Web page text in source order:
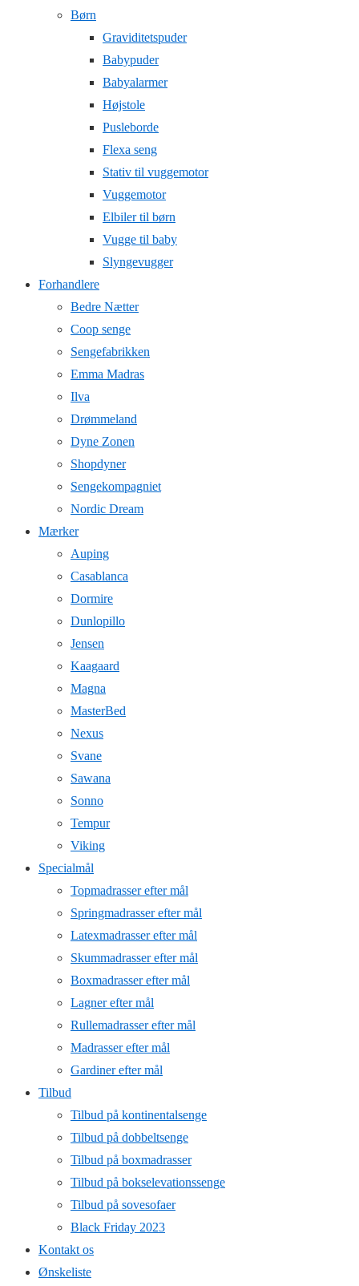
Børn
Graviditetspuder
Babypuder
Babyalarmer
Højstole
Pusleborde
Flexa seng
Stativ til vuggemotor
Vuggemotor
Elbiler til børn
Vugge til baby
Slyngevugger
Forhandlere
Bedre Nætter
Coop senge
Sengefabrikken
Emma Madras
Ilva
Drømmeland
Dyne Zonen
Shopdyner
Sengekompagniet
Nordic Dream
Mærker
Auping
Casablanca
Dormire
Dunlopillo
Jensen
Kaagaard
Magna
MasterBed
Nexus
Svane
Sawana
Sonno
Tempur
Viking
Specialmål
Topmadrasser efter mål
Springmadrasser efter mål
Latexmadrasser efter mål
Skummadrasser efter mål
Boxmadrasser efter mål
Lagner efter mål
Rullemadrasser efter mål
Madrasser efter mål
Gardiner efter mål
Tilbud
Tilbud på kontinentalsenge
Tilbud på dobbeltsenge
Tilbud på boxmadrasser
Tilbud på bokselevationssenge
Tilbud på sovesofaer
Black Friday 2023
Kontakt os
Ønskeliste